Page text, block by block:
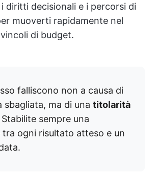
diritti decisionali e i percorsi di
muoverti rapidamente nel
di budget.
falliscono non a causa di
sbagliata, ma di una titolarità
Stabilite sempre una
tra ogni risultato atteso e un